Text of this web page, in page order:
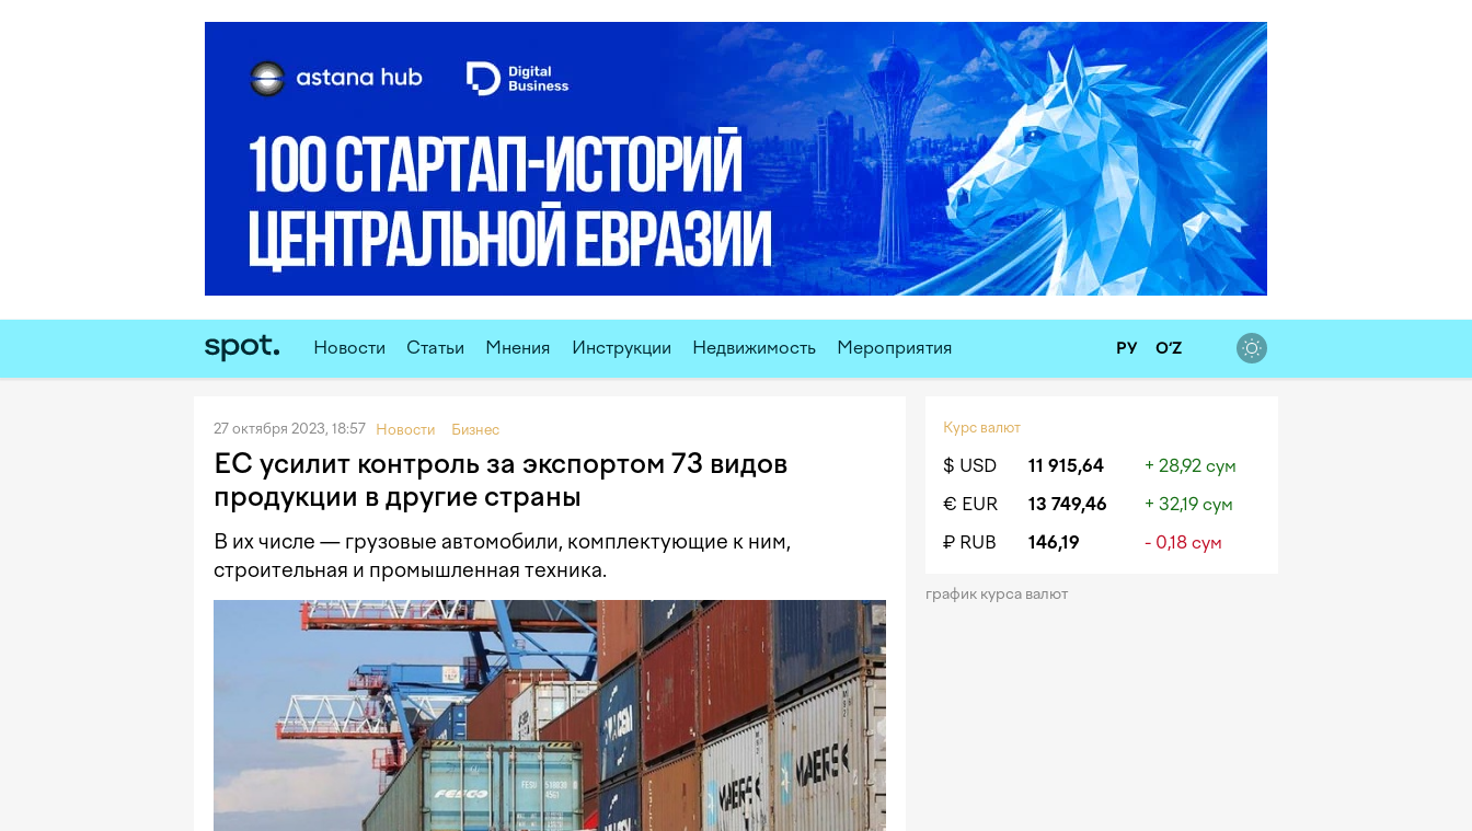
Новости Статьи Мнения Инструкции Недвижимость Мероприятия РУ O‘Z
27 октября 2023, 18:57 Новости Бизнес
ЕС усилит контроль за экспортом 73 видов
продукции в другие страны
В их числе — грузовые автомобили, комплектующие к ним,
строительная и промышленная техника.
Курс валют
$ USD 11 915,64
+ 28,92 сум
€ EUR
13 749,46
+ 32,19 сум
₽ RUB
146,19 - 0,18 сум
график курса валют